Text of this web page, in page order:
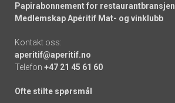
Papirabonnement for restaurantbransjen
Medlemskap Apéritif Mat- og vinklubb
Kontakt oss:
aperitif@aperitif.no
Telefon +47 21 45 61 60
Ofte stilte spørsmål